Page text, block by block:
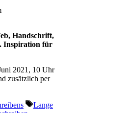
Handschrift,
Inspiration für
2021, 10 Uhr
zusätzlich per
Schlagwörter
Lange